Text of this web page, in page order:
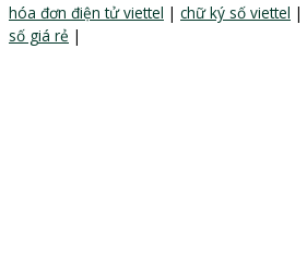
hóa đơn điện tử viettel | chữ ký số viettel |
số giá rẻ |